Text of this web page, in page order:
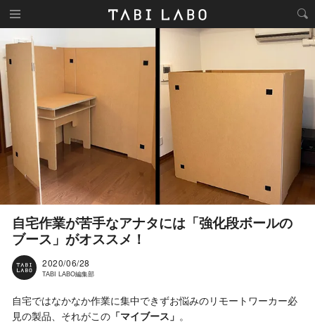
自宅作業が苦手なアナタには「強化段ボールの
ブース」がオススメ！
2020/06/28
TABI LABO編集部
自宅ではなかなか作業に集中できずお悩みのリモートワーカー必
見の製品、それがこの 「マイブース」 。